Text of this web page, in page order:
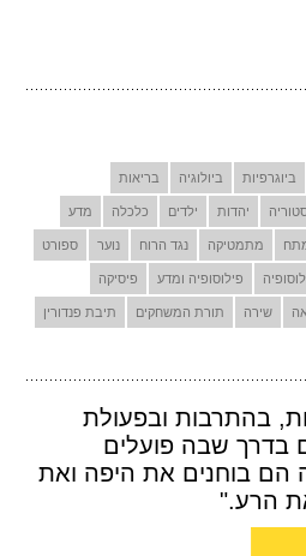
ביוגרפיות ביולוגיה בריאות
יהדות ילדים כלכלה מדע
מתמטיקה נגד הרוח נוער ספורט
פילוסופיה ומדע פיסיקה
שירה תורת המשחקים תיבת פנדורין
בהתרבות ובפעולת
בדרך שבה פועלים
הם בוחנים את היפה ואת
הרע."